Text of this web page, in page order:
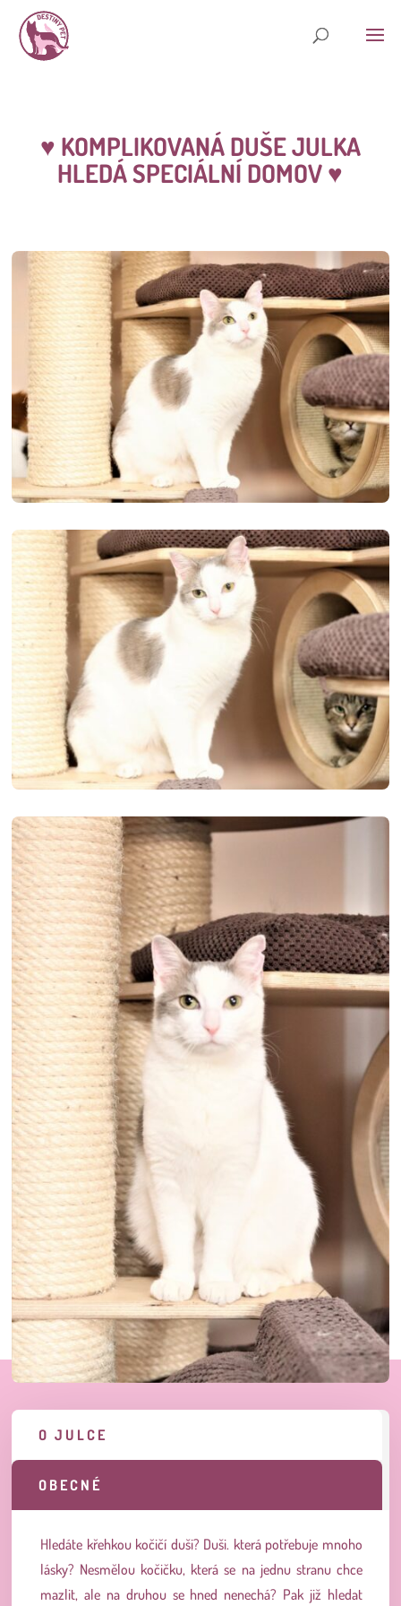
♥ KOMPLIKOVANÁ DUŠE JULKA
HLEDÁ SPECIÁLNÍ DOMOV♥
O JULCE
OBECNÉ
Hledáte křehkou kočičí duši? Duši. která potřebuje mnoho
lásky? Nesmělou kočičku, která se na jednu stranu chce
mazlit, ale na druhou se hned nenechá? Pak již hledat